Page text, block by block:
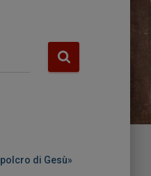
di Gesù»